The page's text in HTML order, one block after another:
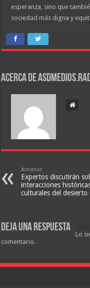
esperanza, sino que
sociedad más digna y
Acerca de
Anterior
Expertos discutirán
interacciones
culturales del desierto
Deja una respuesta
Lo
comentario.